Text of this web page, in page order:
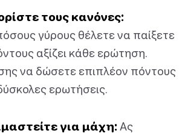
τους κανόνες:
γύρους θέλετε να παίξετε
αξίζει κάθε ερώτηση.
να δώσετε επιπλέον πόντους
ερωτήσεις.
για μάχη: Ας